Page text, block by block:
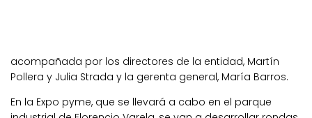
acompañada por los directores de la entidad, Martín
Pollera y Julia Strada y la gerenta general, María Barros.
En la Expo pyme, que se llevará a cabo en el parque